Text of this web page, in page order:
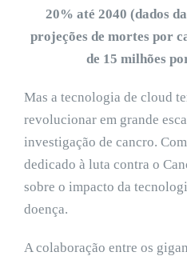
20% até 2040 (dados
projeções de mortes por
de 15 milhões
Mas a tecnologia de cloud
revolucionar em grande
investigação de cancro.
dedicado à luta contra o
sobre o impacto da
doença.
A colaboração entre os